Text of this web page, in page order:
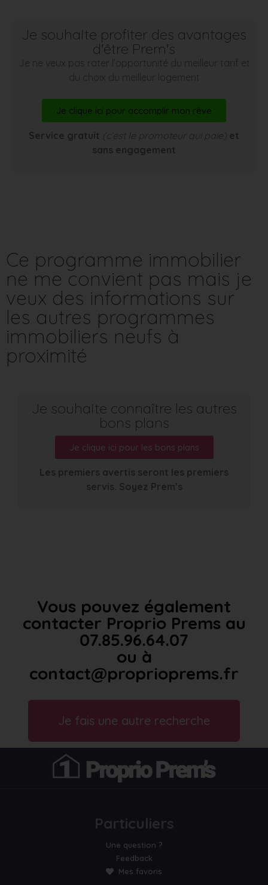
Je souhaite profiter des avantages
d'être Prem's
Je ne veux pas rater l’opportunité du meilleur tarif et
du choix du meilleur logement
Je clique ici pour accomplir mon rêve
Service gratuit (c’est le promoteur qui paie) et
sans engagement
Ce programme immobilier
ne me convient pas mais je
veux des informations sur
les autres programmes
immobiliers neufs à
proximité
Je souhaite connaître les autres
bons plans
Je clique ici pour les bons plans
Les premiers avertis seront les premiers
servis. Soyez Prem’s
Vous pouvez également
contacter Proprio Prems au
07.85.96.64.07
ou à
contact@proprioprems.fr
Je fais une autre recherche
Particuliers
Une question ?
Feedback
Mes favoris